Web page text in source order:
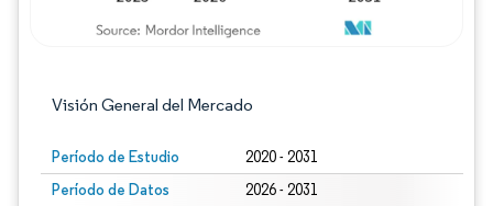
Visión General del Mercado
Período de Estudio 2020 - 2031
Período de Datos
2026 - 2031